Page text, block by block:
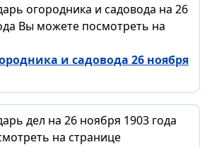
огородника и садовода на 26
Вы можете посмотреть на
и садовода 26 ноября
дел на 26 ноября 1903 года
на странице